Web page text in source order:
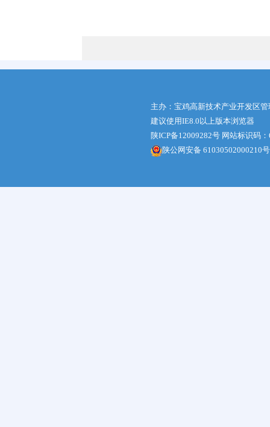
主办：宝鸡高新技术产业开发区
建议使用IE8.0以上版本浏览器
陕ICP备12009282号 网站标识码
陕公网安备 61030502000210号